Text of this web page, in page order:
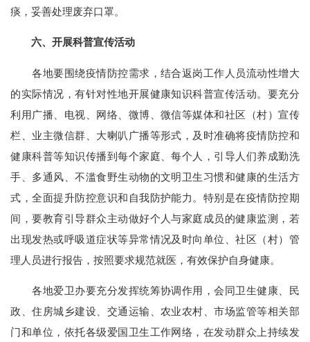
痰，妥善处理废弃口罩。
六、开展科普宣传活动
各地要围绕疫情防控需求，结合返岗工作人员流动性增大
的实际情况，有针对性地开展健康知识科普宣传活动。要充分
利用广播、电视、网络、微博、微信等媒体和社区（村）宣传
栏、业主微信群、大喇叭广播等形式，及时准确将疫情防控和
健康科普等知识传播到每个家庭、每个人，引导人们养成勤洗
手、多通风、不滥食野生动物的文明卫生习惯和健康的生活方
式，全面提升防控意识和自我防护能力。特别是在疫情防控期
间，要教育引导群众主动做好个人与家庭成员的健康监测，若
出现发热或呼吸道症状等异常情况及时向单位、社区（村）管
理人员进行报告，按照要求规范就医，有效保护自身健康。
各地爱卫办要充分发挥统筹协调作用，会同卫生健康、民
政、住房城乡建设、交通运输、农业农村、市场监管等相关部
门和单位，依托各级爱国卫生工作网络，在发动群众上持续发